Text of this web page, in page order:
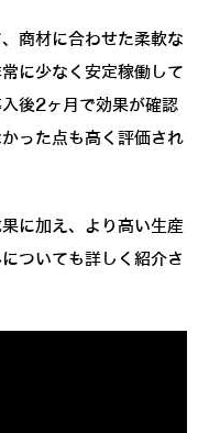
商材に合わせた柔軟な
に少なく安定稼働して
後2ヶ月で効果が確認
った点も高く評価され
に加え、より高い生産
ついても詳しく紹介さ